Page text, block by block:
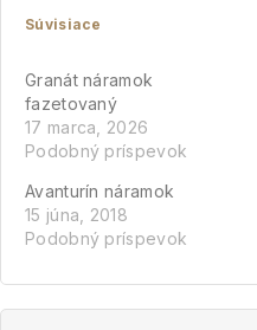
Súvisiace
Granát náramok
fazetovaný
17 marca, 2026
Podobný príspevok
Avanturín náramok
15 júna, 2018
Podobný príspevok